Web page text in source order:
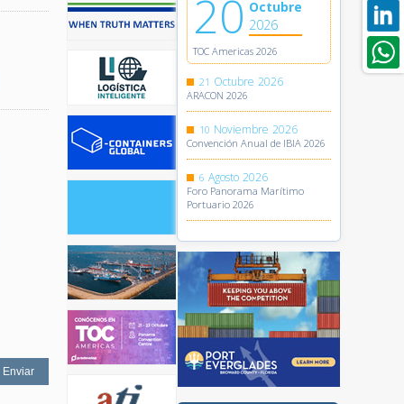
20 Octubre
2026
TOC Americas 2026
21 Octubre 2026
ARACON 2026
10 Noviembre 2026
Convención Anual de IBIA 2026
6 Agosto 2026
Foro Panorama Marítimo
Portuario 2026